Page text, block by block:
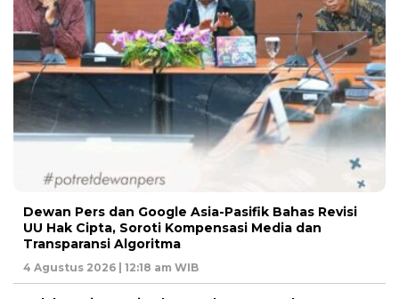
Dewan Pers dan Google Asia-Pasifik Bahas Revisi
UU Hak Cipta, Soroti Kompensasi Media dan
Transparansi Algoritma
4 Agustus 2026 | 12:18 am WIB